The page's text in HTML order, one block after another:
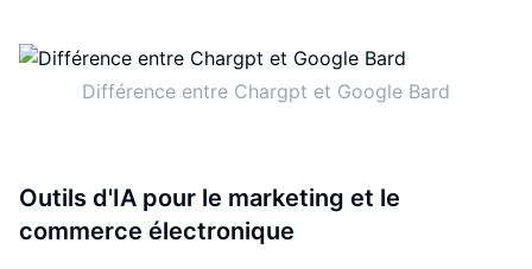
Différence entre Chargpt et Google Bard
Outils d'IA pour le marketing et le
commerce électronique